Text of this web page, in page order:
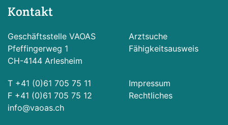
Kontakt
Geschäftsstelle VAOAS
Pfeffingerweg 1
CH-4144 Arlesheim
Arztsuche
Fähigkeitsausweis
T +41 (0)61 705 75 11
F +41 (0)61 705 75 12
info@vaoas.ch
Impressum
Rechtliches